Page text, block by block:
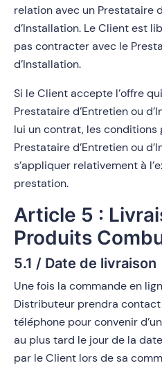
relation avec un Prestataire
d’Installation. Le Client est
pas contracter avec le
d’Installation.
Si le Client accepte l’offre
Prestataire d’Entretien ou
lui un contrat, les conditions
Prestataire d’Entretien ou
s’appliquer relativement à
prestation.
Article 5 :
Produits
5.1 / Date de livraison
Une fois la commande en
Distributeur prendra
téléphone pour convenir
au plus tard le jour de la
par le Client lors de sa